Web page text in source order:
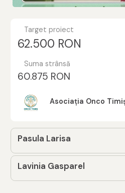
Target proiect
62.500 RON
Suma strânsă
60.875 RON
Asociația Onco
Pasula Larisa
Lavinia Gasparel